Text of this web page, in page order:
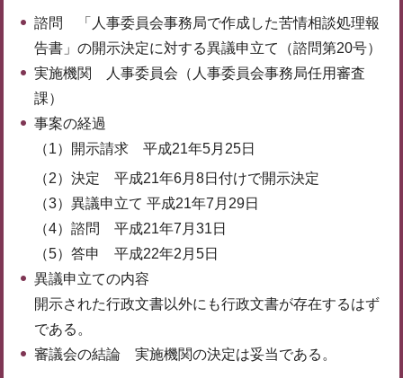
諮問 「人事委員会事務局で作成した苦情相談処理報
告書」の開示決定に対する異議申立て（諮問第20号）
実施機関 人事委員会（人事委員会事務局任用審査
課）
事案の経過
（1）開示請求 平成21年5月25日
（2）決定 平成21年6月8日付けで開示決定
（3）異議申立て 平成21年7月29日
（4）諮問 平成21年7月31日
（5）答申 平成22年2月5日
異議申立ての内容
開示された行政文書以外にも行政文書が存在するはず
である。
審議会の結論 実施機関の決定は妥当である。